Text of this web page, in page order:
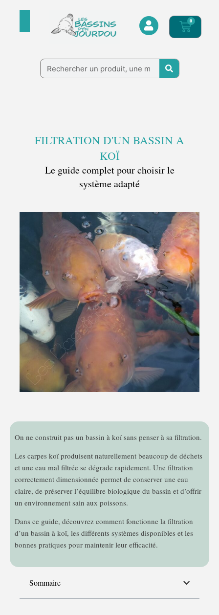
0
Panier
Rechercher
FILTRATION D'UN BASSIN A
KOÏ
Le guide complet pour choisir le
système adapté
Sommaire
On ne construit pas un bassin à koï sans penser à sa filtration.
Les carpes koï produisent naturellement beaucoup de déchets
et une eau mal filtrée se dégrade rapidement. Une filtration
correctement dimensionnée permet de conserver une eau
claire, de préserver l’équilibre biologique du bassin et d’offrir
un environnement sain aux poissons.
Dans ce guide, découvrez comment fonctionne la filtration
d’un bassin à koï, les différents systèmes disponibles et les
bonnes pratiques pour maintenir leur efficacité.